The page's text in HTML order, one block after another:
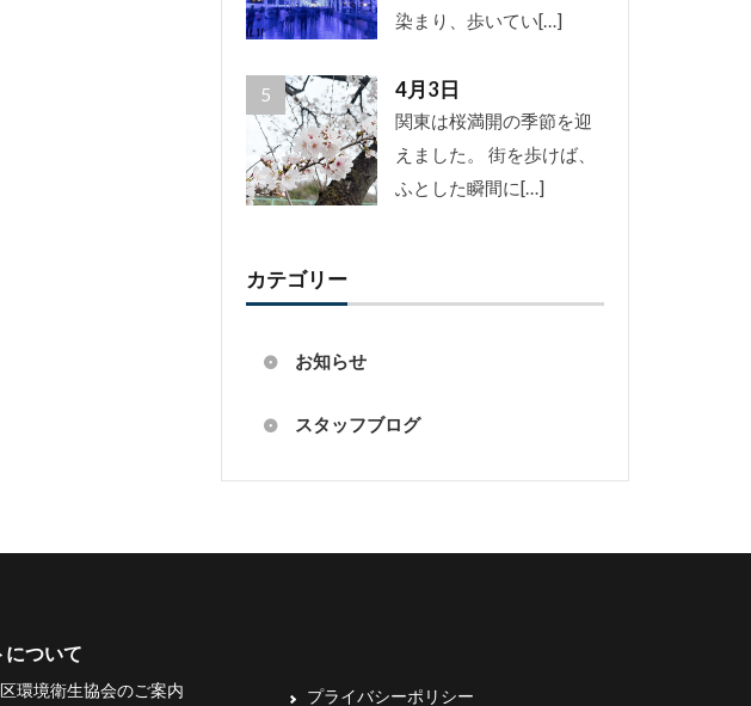
染まり、歩いてい[…]
4月3日
関東は桜満開の季節を迎
えました。 街を歩けば、
ふとした瞬間に[…]
カテゴリー
お知らせ
スタッフブログ
について
環境衛生協会のご案内
プライバシーポリシー